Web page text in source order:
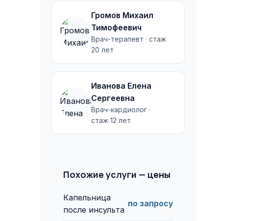
Громов Михаил
Тимофеевич
Врач-терапевт · стаж
20 лет
Иванова Елена
Сергеевна
Врач-кардиолог ·
стаж 12 лет
Похожие услуги — цены
Капельница
после инсульта
по запросу